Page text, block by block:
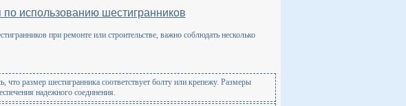
использованию шестигранников
при ремонте или строительстве, важно соблюдать несколько
что размер шестигранника соответствует болту или крепежу. Размеры
надежного соединения.